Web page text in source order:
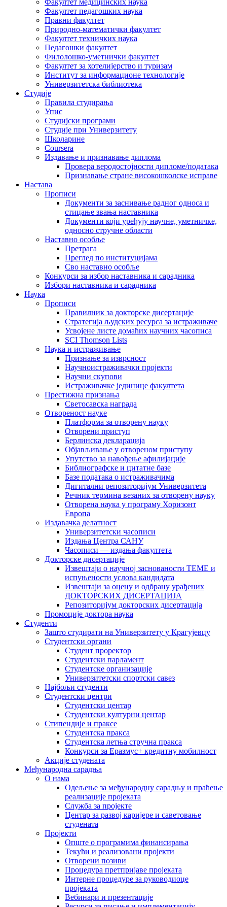
Факултет медицинских наука
Факултет педагошких наука
Правни факултет
Природно-математички факултет
Факултет техничких наука
Педагошки факултет
Филолошко-уметнички факултет
Факултет за хотелијерство и туризам
Институт за информационе технологије
Универзитетска библиотека
Студије
Правила студирања
Упис
Студијски програми
Студије при Универзитету
Школарине
Coursera
Издавање и признавање диплома
Провера веродостојности дипломе/података
Признавање стране високошколске исправе
Настава
Прописи
Документи за заснивање радног односа и
стицање звања наставника
Документи који уређују научне, уметничке,
односно стручне области
Наставно особље
Претрага
Преглед по институцијама
Сво наставно особље
Конкурси за избор наставника и сарадника
Избори наставника и сарадника
Наука
Прописи
Правилник за докторске дисертације
Стратегија људских ресурса за истраживаче
Усвојене листе домаћих научних часописа
SCI Thomson Lists
Наука и истраживање
Признање за изврсност
Научноистраживачки пројекти
Научни скупови
Истраживачке јединице факултета
Престижна признања
Светосавска награда
Отвореност науке
Платформа за отворену науку
Отворени приступ
Берлинска декларација
Објављивање у отвореном приступу
Упутство за навођење афилијације
Библиографске и цитатне базе
Базе података о истраживачима
Дигитални репозиторијум Универзитета
Рeчник термина везаних за отворену науку
Отворена наука у програму Хоризонт
Европа
Издавачка делатност
Универзитетски часописи
Издања Центра САНУ
Часописи — издања факултета
Докторске дисертације
Извештаји о научној заснованости ТЕМЕ и
испуњености услова кандидата
Извештаји за оцену и одбрану урађених
ДОКТОРСКИХ ДИСЕРТАЦИЈА
Репозиторијум докторских дисертација
Промоције доктора наука
Студенти
Зашто студирати на Универзитету у Крагујевцу
Студентски органи
Студент проректор
Студентски парламент
Студентске организације
Универзитетски спортски савез
Најбољи студенти
Студентски центри
Студентски центар
Студентски културни центар
Стипендије и праксе
Студентска пракса
Студентска летња стручна пракса
Конкурси за Еразмус+ кредитну мобилност
Акције студената
Међународна сарадња
О нама
Одељење за међународну сарадњу и праћење
реализације пројеката
Служба за пројекте
Центар за развој каријере и саветовање
студената
Пројекти
Опште о програмима финансирања
Текући и реализовани пројекти
Отворени позиви
Процедура претпријаве пројеката
Интерне процедуре за руководиоце
пројеката
Вебинари и презентације